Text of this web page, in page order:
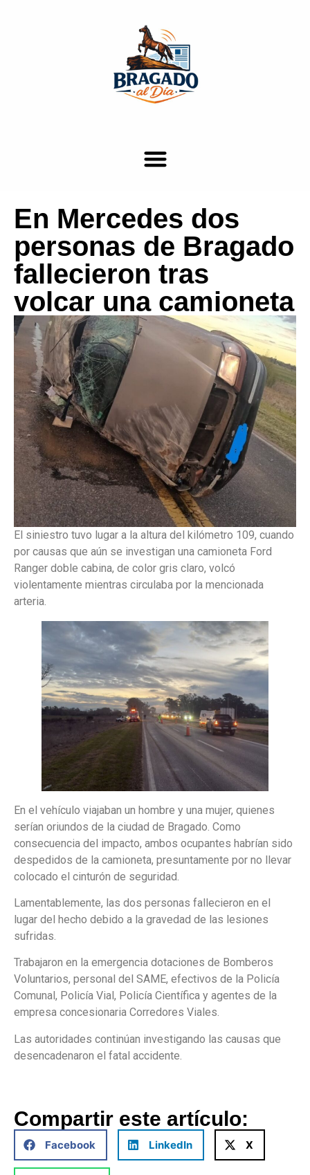
En Mercedes dos
personas de Bragado
fallecieron tras
volcar una camioneta
El siniestro tuvo lugar a la altura del kilómetro 109, cuando
por causas que aún se investigan una camioneta Ford
Ranger doble cabina, de color gris claro, volcó
violentamente mientras circulaba por la mencionada
arteria.
En el vehículo viajaban un hombre y una mujer, quienes
serían oriundos de la ciudad de Bragado. Como
consecuencia del impacto, ambos ocupantes habrían sido
despedidos de la camioneta, presuntamente por no llevar
colocado el cinturón de seguridad.
Lamentablemente, las dos personas fallecieron en el
lugar del hecho debido a la gravedad de las lesiones
sufridas.
Trabajaron en la emergencia dotaciones de Bomberos
Voluntarios, personal del SAME, efectivos de la Policía
Comunal, Policía Vial, Policía Científica y agentes de la
empresa concesionaria Corredores Viales.
Las autoridades continúan investigando las causas que
desencadenaron el fatal accidente.
Compartir este artículo:
Facebook LinkedIn X